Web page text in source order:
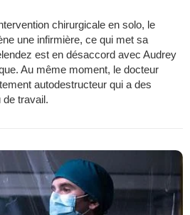
chirurgicale en solo, le
une infirmière, ce qui met sa
est en désaccord avec Audrey
Au même moment, le docteur
autodestructeur qui a des
travail.